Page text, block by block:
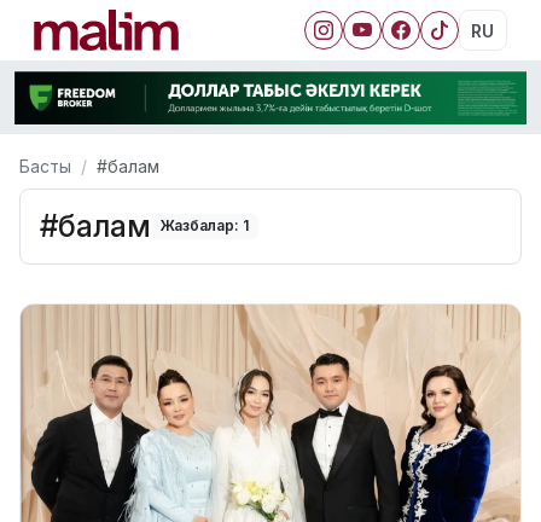
RU
Басты #балам
#балам Жазбалар: 1